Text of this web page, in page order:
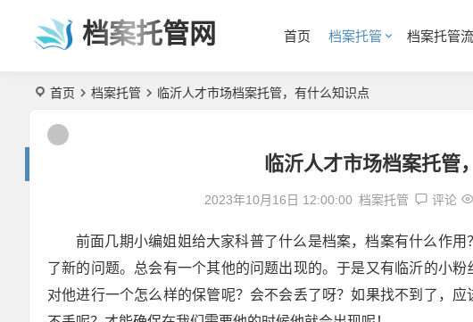
档案托管网 首页 档案托管 档案托管
首页 档案托管 临沂人才市场档案托管，有什么知识点
临沂人才市场档案托管
2023年10月16日 12:00:00 档案托管 评论
前面几期小编姐姐给大家科普了什么是档案，档案有什么作
了新的问题。总会有一个其他的问题出现的。于是又有临沂的小
对他进行一个怎么样的保管呢？会不会丢了呀？如果找不到了，